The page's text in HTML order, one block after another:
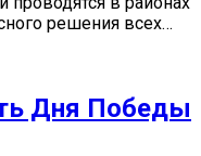
решения всех…
Дня Победы